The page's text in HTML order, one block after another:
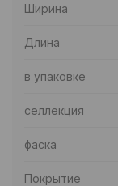
Ширина
Длина
в упаковке
селлекция
фаска
Покрытие